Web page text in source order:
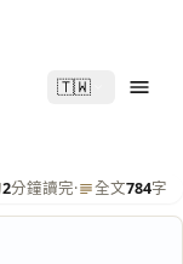
🇹🇼
2分鐘讀完· 全文784字